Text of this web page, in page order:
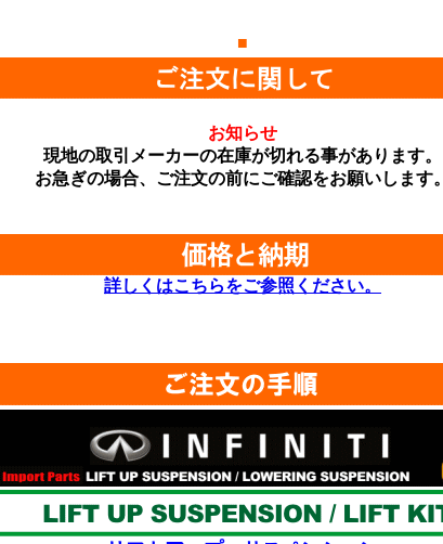
■
お知らせ
現地の取引メーカーの在庫が切れる事があります。
お急ぎの場合、ご注文の前にご確認をお願いします。
詳しくはこちらをご参照ください。